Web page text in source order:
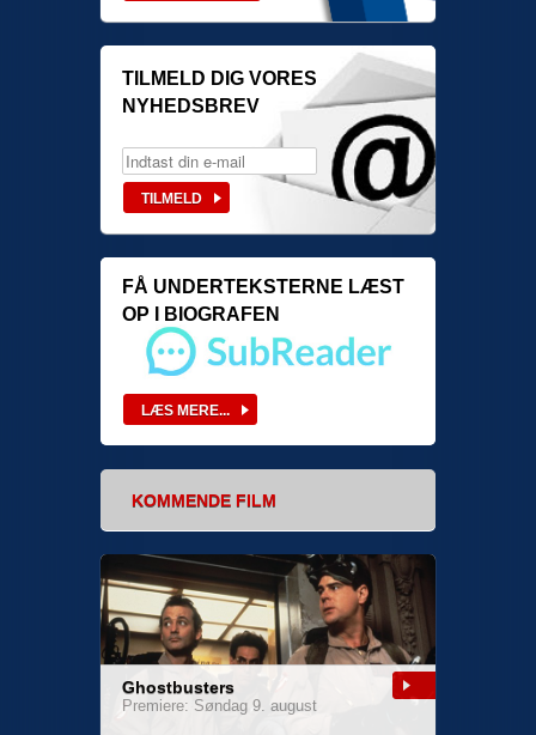
TILMELD DIG VORES
NYHEDSBREV
FÅ UNDERTEKSTERNE LÆST
OP I BIOGRAFEN
KOMMENDE FILM
Ghostbusters
Premiere: Søndag 9. august